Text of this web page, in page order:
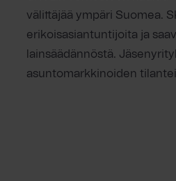
välittäjää ympäri Suomea.
erikoisasiantuntijoita ja
lainsäädännöstä.
asuntomarkkinoiden